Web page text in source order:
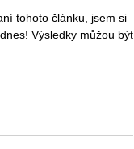
tohoto článku, jsem si
Výsledky můžou být